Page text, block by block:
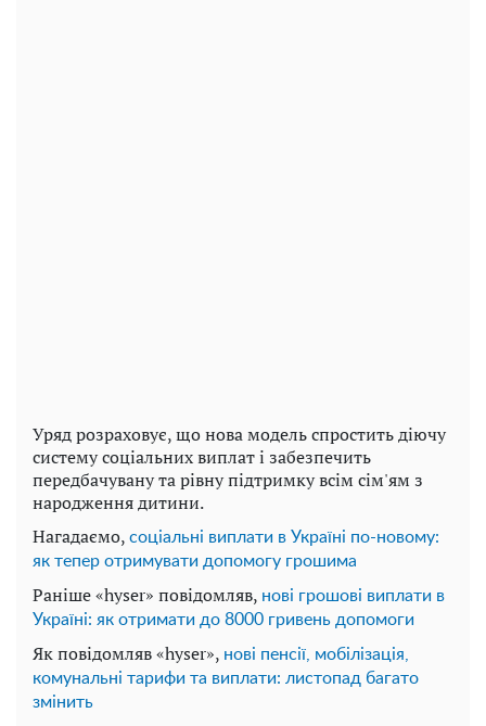
Уряд розраховує, що нова модель спростить діючу
систему соціальних виплат і забезпечить
передбачувану та рівну підтримку всім сім'ям з
народження дитини.
Нагадаємо, соціальні виплати в Україні по-новому:
як тепер отримувати допомогу грошима
Раніше «hyser» повідомляв, нові грошові виплати в
Україні: як отримати до 8000 гривень допомоги
Як повідомляв «hyser», нові пенсії, мобілізація,
комунальні тарифи та виплати: листопад багато
змінить